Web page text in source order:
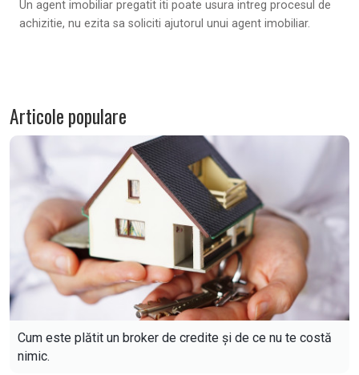
Un agent imobiliar pregatit iti poate usura intreg procesul de
achizitie, nu ezita sa soliciti ajutorul unui agent imobiliar.
Articole populare
Cum este plătit un broker de credite și de ce nu te costă
nimic.